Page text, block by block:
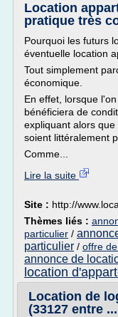
Location
pratique très
Pourquoi les futurs
éventuelle location
Tout simplement
économique.
En effet, lorsque
bénéficiera de
expliquant alors
soient littéralement
Comme...
Lire la suite
Site : http://
Thèmes liés :
particulier /
particulier / offre
annonce de
location
Location de
(33127 entre ...